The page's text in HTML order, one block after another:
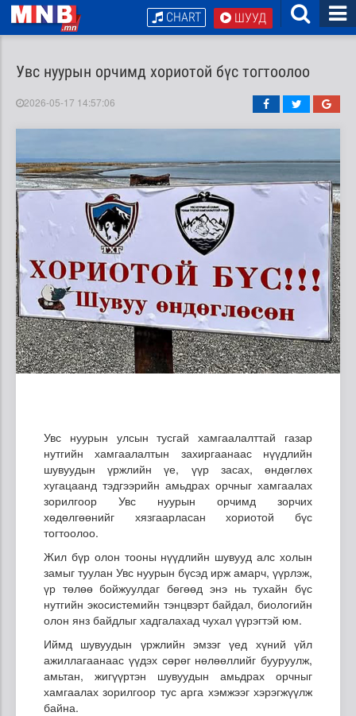
ШУУД
CHART
Увс нуурын орчимд хориотой бүс тогтоолоо
2026-05-17 14:57:06
Увс нуурын улсын тусгай хамгаалалттай газар
нутгийн хамгаалалтын захиргаанаас нүүдлийн
шувуудын үржлийн үе, үүр засах, өндөглөх
хугацаанд тэдгээрийн амьдрах орчныг хамгаалах
зорилгоор Увс нуурын орчимд зорчих
хөдөлгөөнийг хязгаарласан хориотой бүс
тогтоолоо.
Жил бүр олон тооны нүүдлийн шувууд алс холын
замыг туулан Увс нуурын бүсэд ирж амарч, үүрлэж,
үр төлөө бойжуулдаг бөгөөд энэ нь тухайн бүс
нутгийн экосистемийн тэнцвэрт байдал, биологийн
олон янз байдлыг хадгалахад чухал үүрэгтэй юм.
Иймд шувуудын үржлийн эмзэг үед хүний үйл
ажиллагаанаас үүдэх сөрөг нөлөөллийг бууруулж,
амьтан, жигүүртэн шувуудын амьдрах орчныг
хамгаалах зорилгоор тус арга хэмжээг хэрэгжүүлж
байна.